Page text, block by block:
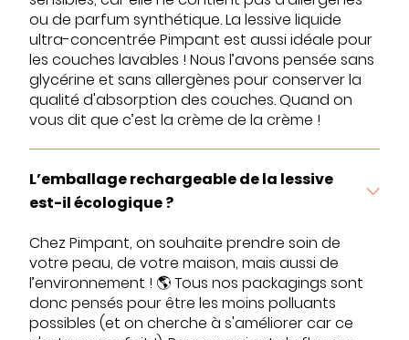
ou de parfum synthétique. La lessive liquide
ultra-concentrée Pimpant est aussi idéale pour
les couches lavables ! Nous l’avons pensée sans
glycérine et sans allergènes pour conserver la
qualité d'absorption des couches. Quand on
vous dit que c’est la crème de la crème !
L’emballage rechargeable de la lessive
est-il écologique ?
Chez Pimpant, on souhaite prendre soin de
votre peau, de votre maison, mais aussi de
l’environnement ! 🌎 Tous nos packagings sont
donc pensés pour être les moins polluants
possibles (et on cherche à s'améliorer car ce